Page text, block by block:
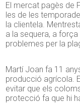
El mercat pagès de
les de les
la clientela.
a la sequera, a
problemes per la
Martí Joan fa 11
producció agrícola.
evitar que els
protecció fa que hi